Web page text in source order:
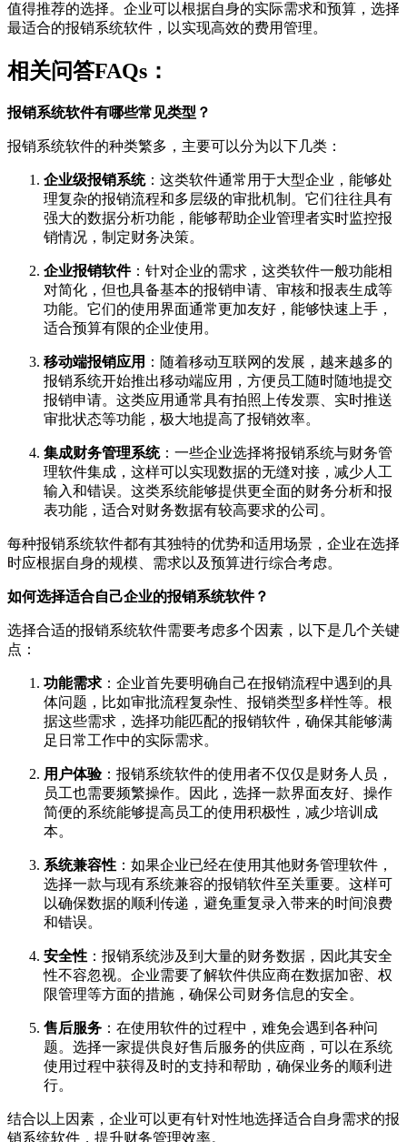
值得推荐的选择。企业可以根据自身的实际需求和预算，选择
最适合的报销系统软件，以实现高效的费用管理。
相关问答FAQs：
报销系统软件有哪些常见类型？
报销系统软件的种类繁多，主要可以分为以下几类：
企业级报销系统：这类软件通常用于大型企业，能够处
理复杂的报销流程和多层级的审批机制。它们往往具有
强大的数据分析功能，能够帮助企业管理者实时监控报
销情况，制定财务决策。
企业报销软件：针对企业的需求，这类软件一般功能相
对简化，但也具备基本的报销申请、审核和报表生成等
功能。它们的使用界面通常更加友好，能够快速上手，
适合预算有限的企业使用。
移动端报销应用 ：随着移动互联网的发展，越来越多的
报销系统开始推出移动端应用，方便员工随时随地提交
报销申请。这类应用通常具有拍照上传发票、实时推送
审批状态等功能，极大地提高了报销效率。
集成财务管理系统：一些企业选择将报销系统与财务管
理软件集成，这样可以实现数据的无缝对接，减少人工
输入和错误。这类系统能够提供更全面的财务分析和报
表功能，适合对财务数据有较高要求的公司。
每种报销系统软件都有其独特的优势和适用场景，企业在选择
时应根据自身的规模、需求以及预算进行综合考虑。
如何选择适合自己企业的报销系统软件？
选择合适的报销系统软件需要考虑多个因素，以下是几个关键
点：
功能需求 ：企业首先要明确自己在报销流程中遇到的具
体问题，比如审批流程复杂性、报销类型多样性等。根
据这些需求，选择功能匹配的报销软件，确保其能够满
足日常工作中的实际需求。
用户体验：报销系统软件的使用者不仅仅是财务人员，
员工也需要频繁操作。因此，选择一款界面友好、操作
简便的系统能够提高员工的使用积极性，减少培训成
本。
系统兼容性 ：如果企业已经在使用其他财务管理软件，
选择一款与现有系统兼容的报销软件至关重要。这样可
以确保数据的顺利传递，避免重复录入带来的时间浪费
和错误。
安全性 ：报销系统涉及到大量的财务数据，因此其安全
性不容忽视。企业需要了解软件供应商在数据加密、权
限管理等方面的措施，确保公司财务信息的安全。
售后服务 ：在使用软件的过程中，难免会遇到各种问
题。选择一家提供良好售后服务的供应商，可以在系统
使用过程中获得及时的支持和帮助，确保业务的顺利进
行。
结合以上因素，企业可以更有针对性地选择适合自身需求的报
销系统软件，提升财务管理效率。